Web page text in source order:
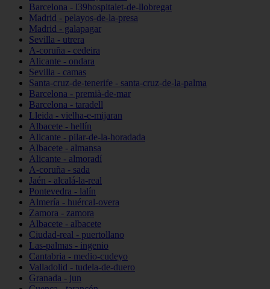
Barcelona - l39hospitalet-de-llobregat
Madrid - pelayos-de-la-presa
Madrid - galapagar
Sevilla - utrera
A-coruña - cedeira
Alicante - ondara
Sevilla - camas
Santa-cruz-de-tenerife - santa-cruz-de-la-palma
Barcelona - premià-de-mar
Barcelona - taradell
Lleida - vielha-e-mijaran
Albacete - hellín
Alicante - pilar-de-la-horadada
Albacete - almansa
Alicante - almoradí
A-coruña - sada
Jaén - alcalá-la-real
Pontevedra - lalín
Almería - huércal-overa
Zamora - zamora
Albacete - albacete
Ciudad-real - puertollano
Las-palmas - ingenio
Cantabria - medio-cudeyo
Valladolid - tudela-de-duero
Granada - jun